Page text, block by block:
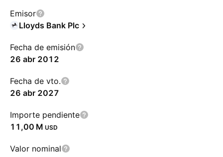
Emisor
Lloyds Bank Plc
Fecha de emisión
26 abr 2012
Fecha de vto.
26 abr 2027
Importe pendiente
‪11,00 M‬ USD
Valor nominal